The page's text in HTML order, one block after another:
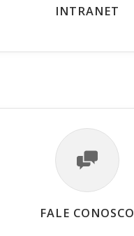
INTRANET
FALE CONOSCO